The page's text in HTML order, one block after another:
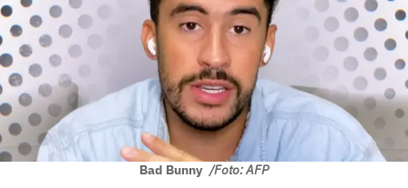
Bad Bunny /Foto: AFP